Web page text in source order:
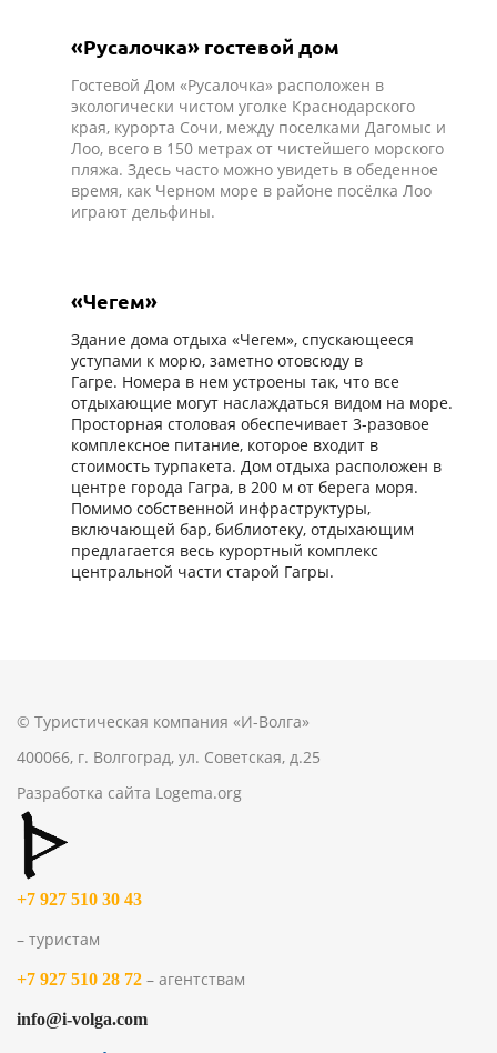
«Русалочка» гостевой дом
Гостевой Дом «Русалочка» расположен в
экологически чистом уголке Краснодарского
края, курорта Сочи, между поселками Дагомыс и
Лоо, всего в 150 метрах от чистейшего морского
пляжа. Здесь часто можно увидеть в обеденное
время, как Черном море в районе посёлка Лоо
играют дельфины.
«Чегем»
Здание дома отдыха «Чегем», спускающееся
уступами к морю, заметно отовсюду в
Гагре. Номера в нем устроены так, что все
отдыхающие могут наслаждаться видом на море.
Просторная столовая обеспечивает 3-разовое
комплексное питание, которое входит в
стоимость турпакета. Дом отдыха расположен в
центре города Гагра, в 200 м от берега моря.
Помимо собственной инфраструктуры,
включающей бар, библиотеку, отдыхающим
предлагается весь курортный комплекс
центральной части старой Гагры.
© Туристическая компания «И-Волга»
400066, г. Волгоград, ул. Советская, д.25
Разработка сайта Logema.org
+7 927 510 30 43
– туристам
+7 927 510 28 72 – агентствам
info@i-volga.com